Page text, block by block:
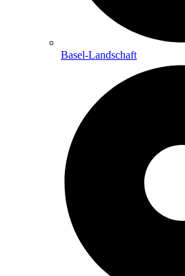
Basel-Landschaft